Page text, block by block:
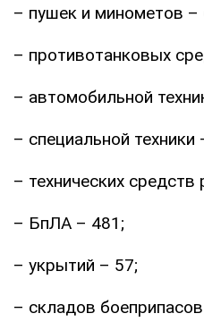
– пушек и минометов –
– противотанковых
– автомобильной
– специальной техники
– технических средств
– БпЛА – 481;
– укрытий – 57;
– складов